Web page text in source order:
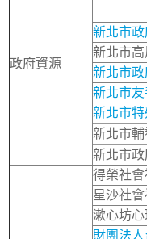
政府資源
新北市
新北市
新北市
新北市
新北市
新北市
新北市
得榮社
星沙社
漱心坊
財團法